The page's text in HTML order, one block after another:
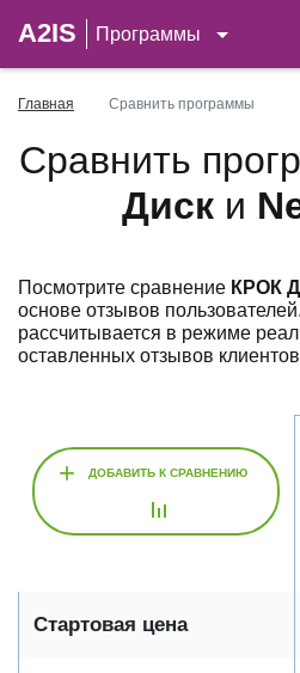
A2IS Программы
Главная Сравнить программы
Сравнить
Диск и
Посмотрите сравнение КРОК
основе отзывов
рассчитывается в режиме
оставленных отзывов
+ ДОБАВИТЬ К СРАВНЕНИЮ
Стартовая цена